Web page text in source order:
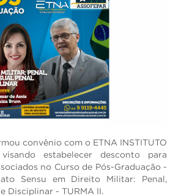
convênio com o ETNA INSTITUTO
visando estabelecer desconto para
no Curso de Pós-Graduação -
Sensu em Direito Militar: Penal,
Disciplinar - TURMA II.